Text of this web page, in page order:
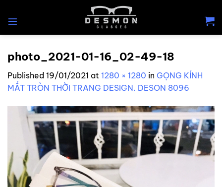
photo_2021-01-16_02-49-18
Published 19/01/2021 at 1280 × 1280 in GỌNG KÍNH
MẮT TRÒN THỜI TRANG DESIGN. DESON 8096